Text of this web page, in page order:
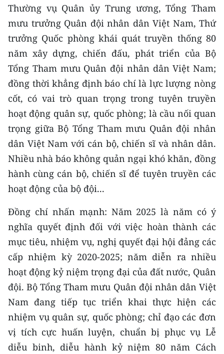
Thường vụ Quân ủy Trung ương, Tổng Tham
mưu trưởng Quân đội nhân dân Việt Nam, Thứ
trưởng Quốc phòng khái quát truyền thống 80
năm xây dựng, chiến đấu, phát triển của Bộ
Tổng Tham mưu Quân đội nhân dân Việt Nam;
đồng thời khẳng định báo chí là lực lượng nòng
cốt, có vai trò quan trọng trong tuyên truyền
hoạt động quân sự, quốc phòng; là cầu nối quan
trọng giữa Bộ Tổng Tham mưu Quân đội nhân
dân Việt Nam với cán bộ, chiến sĩ và nhân dân.
Nhiều nhà báo không quản ngại khó khăn, đồng
hành cùng cán bộ, chiến sĩ để tuyên truyền các
hoạt động của bộ đội...
Đồng chí nhấn mạnh: Năm 2025 là năm có ý
nghĩa quyết định đối với việc hoàn thành các
mục tiêu, nhiệm vụ, nghị quyết đại hội đảng các
cấp nhiệm kỳ 2020-2025; năm diễn ra nhiều
hoạt động kỷ niệm trọng đại của đất nước, Quân
đội. Bộ Tổng Tham mưu Quân đội nhân dân Việt
Nam đang tiếp tục triển khai thực hiện các
nhiệm vụ quân sự, quốc phòng; chỉ đạo các đơn
vị tích cực huấn luyện, chuẩn bị phục vụ Lễ
diễu binh, diễu hành kỷ niệm 80 năm Cách